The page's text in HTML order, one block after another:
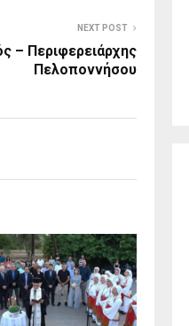
NEXT POST
– Περιφερειάρχης
Πελοποννήσου